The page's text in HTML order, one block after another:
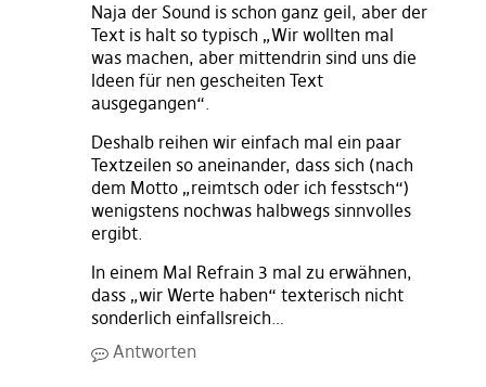
Naja der Sound is schon ganz geil, aber der
Text is halt so typisch „Wir wollten mal
was machen, aber mittendrin sind uns die
Ideen für nen gescheiten Text
ausgegangen“.
Deshalb reihen wir einfach mal ein paar
Textzeilen so aneinander, dass sich (nach
dem Motto „reimtsch oder ich fesstsch“)
wenigstens nochwas halbwegs sinnvolles
ergibt.
In einem Mal Refrain 3 mal zu erwähnen,
dass „wir Werte haben“ texterisch nicht
sonderlich einfallsreich…
Antworten